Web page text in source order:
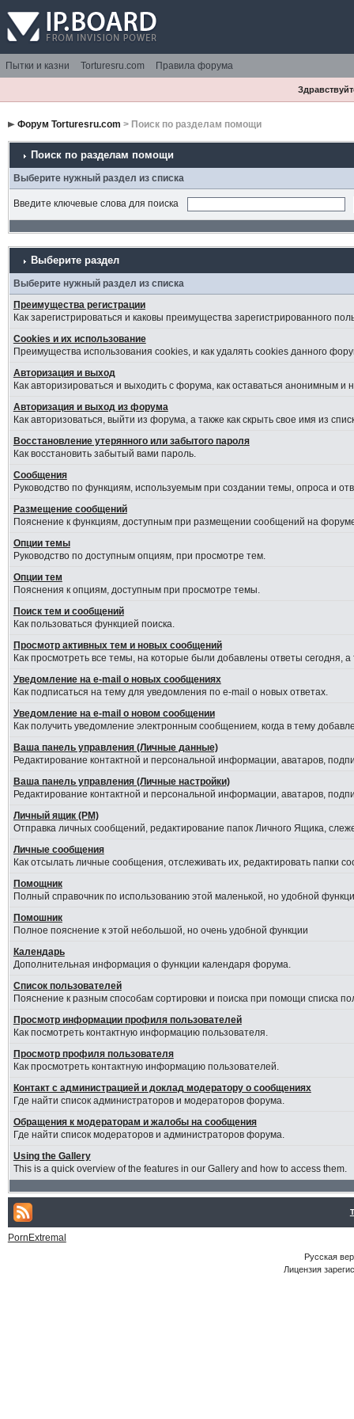
Пытки и казни Torturesru.com Правила форума
Форум Torturesru.com > Поиск по разделам помощи
Поиск по разделам помощи
Выберите нужный раздел из списка
Введите ключевые слова для поиска
Выберите раздел
Выберите нужный раздел из списка
Преимущества регистрации
Как зарегистрироваться и каковы преимущества зарегистрированного
Cookies и их использование
Преимущества использования cookies, и как удалять cookies данного
Авторизация и выход
Как авторизироваться и выходить с форума, как оставаться анонимным
Авторизация и выход из форума
Как авторизоваться, выйти из форума, а также как скрыть свое имя из
Восстановление утерянного или забытого пароля
Как восстановить забытый вами пароль.
Сообщения
Руководство по функциям, используемым при создании темы, опроса и
Размещение сообщений
Пояснение к функциям, доступным при размещении сообщений на
Опции темы
Руководство по доступным опциям, при просмотре тем.
Опции тем
Пояснения к опциям, доступным при просмотре темы.
Поиск тем и сообщений
Как пользоваться функцией поиска.
Просмотр активных тем и новых сообщений
Как просмотреть все темы, на которые были добавлены ответы сегодня,
Уведомление на e-mail о новых сообщениях
Как подписаться на тему для уведомления по e-mail о новых ответах.
Уведомление на е-mail о новом сообщении
Как получить уведомление электронным сообщением, когда в тему
Ваша панель управления (Личные данные)
Редактирование контактной и персональной информации, аватаров,
Ваша панель управления (Личные настройки)
Редактирование контактной и персональной информации, аватаров,
Личный ящик (PM)
Отправка личных сообщений, редактирование папок Личного Ящика,
Личные сообщения
Как отсылать личные сообщения, отслеживать их, редактировать папки
Помощник
Полный справочник по использованию этой маленькой, но удобной
Помошник
Полное пояснение к этой небольшой, но очень удобной функции
Календарь
Дополнительная информация о функции календаря форума.
Список пользователей
Пояснение к разным способам сортировки и поиска при помощи списка
Просмотр информации профиля пользователей
Как посмотреть контактную информацию пользователя.
Просмотр профиля пользователя
Как просмотреть контактную информацию пользователей.
Контакт с администрацией и доклад модератору о сообщениях
Где найти список администраторов и модераторов форума.
Обращения к модераторам и жалобы на сообщения
Где найти список модераторов и администраторов форума.
Using the Gallery
This is a quick overview of the features in our Gallery and how to access them.
PornExtremal
Русская
Лицензия